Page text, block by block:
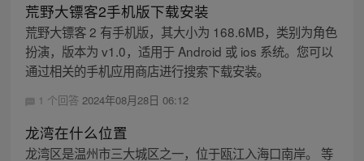
荒野大镖客2手机版下载安装
荒野大镖客 2 有手机版，其大小为 168.6MB，类别为角色
扮演，版本为 v1.0，适用于 Android 或 ios 系统。您可以
通过相关的手机应用商店进行搜索下载安装。
1 个回答 2024年08月28日 06:12
龙湾在什么位置
龙湾区是温州市三大城区之一，位于瓯江入海口南岸。 等